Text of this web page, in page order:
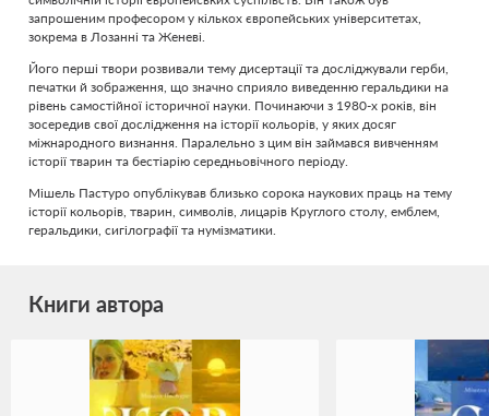
запрошеним професором у кількох європейських університетах,
зокрема в Лозанні та Женеві.
Його перші твори розвивали тему дисертації та досліджували герби,
печатки й зображення, що значно сприяло виведенню геральдики на
рівень самостійної історичної науки. Починаючи з 1980-х років, він
зосередив свої дослідження на історії кольорів, у яких досяг
міжнародного визнання. Паралельно з цим він займався вивченням
історії тварин та бестіарію середньовічного періоду.
Мішель Пастуро опублікував близько сорока наукових праць на тему
історії кольорів, тварин, символів, лицарів Круглого столу, емблем,
геральдики, сигілографії та нумізматики.
Книги автора